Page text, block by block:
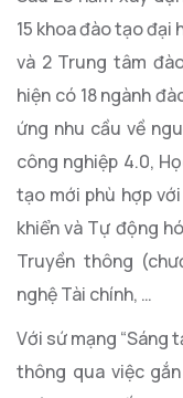
15 khoa đào tạo đại
và 2 Trung tâm
hiện có 18 ngành
ứng nhu cầu về
công nghiệp 4.0,
tạo mới phù hợp
khiển và Tự động
Truyền thông
nghệ Tài chính, …
Với sứ mạng “Sáng
thông qua việc